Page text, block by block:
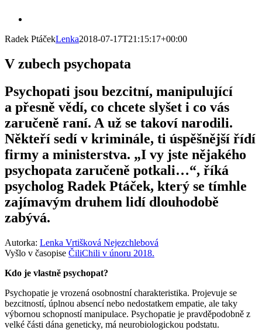
Image
Radek PtáčekLenka2018-07-17T21:15:17+00:00
V zubech psychopata
Psychopati jsou bezcitní, manipulující
a přesně vědí, co chcete slyšet i co vás
zaručeně raní. A už se takoví narodili.
Někteří sedí v kriminále, ti úspěšnější řídí
firmy a ministerstva. „I vy jste nějakého
psychopata zaručeně potkali…“, říká
psycholog Radek Ptáček, který se tímhle
zajímavým druhem lidí dlouhodobě
zabývá.
Autorka: Lenka Vrtišková Nejezchlebová
Vyšlo v časopise ČiliChili v únoru 2018.
Kdo je vlastně psychopat?
Psychopatie je vrozená osobnostní charakteristika. Projevuje se
bezcitností, úplnou absencí nebo nedostatkem empatie, ale taky
výbornou schopností manipulace. Psychopatie je pravděpodobně z
velké části dána geneticky, má neurobiologickou podstatu.